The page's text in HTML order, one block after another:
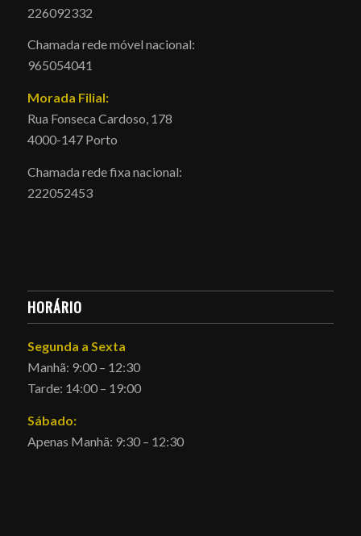
226092332
Chamada rede móvel nacional:
965054041
Morada Filial:
Rua Fonseca Cardoso, 178
4000-147 Porto
Chamada rede fixa nacional:
222052453
HORÁRIO
Segunda a Sexta
Manhã: 9:00 – 12:30
Tarde: 14:00 – 19:00
Sábado:
Apenas Manhã: 9:30 – 12:30